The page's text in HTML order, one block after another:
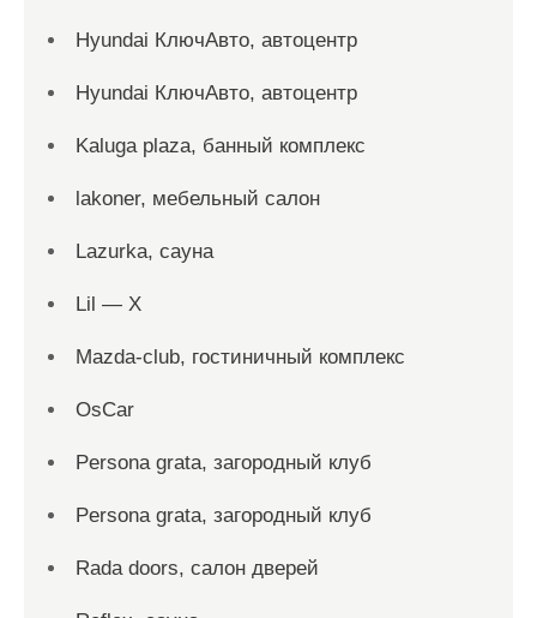
Hyundai КлючАвто, автоцентр
Hyundai КлючАвто, автоцентр
Kaluga plaza, банный комплекс
lakoner, мебельный салон
Lazurka, сауна
Lil — X
Mazda-club, гостиничный комплекс
OsCar
Persona grata, загородный клуб
Persona grata, загородный клуб
Rada doors, салон дверей